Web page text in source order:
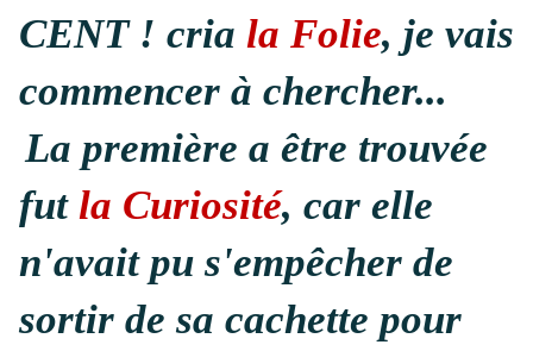
CENT ! cria la Folie, je vais
commencer à chercher...
La première a être trouvée
fut la Curiosité, car elle
n'avait pu s'empêcher de
sortir de sa cachette pour